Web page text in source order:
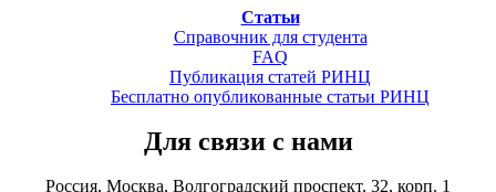
Статьи
Справочник для студента
FAQ
Публикация статей РИНЦ
Бесплатно опубликованные статьи РИНЦ
Для связи с нами
Россия, Москва, Волгоградский проспект, 32, корп. 1